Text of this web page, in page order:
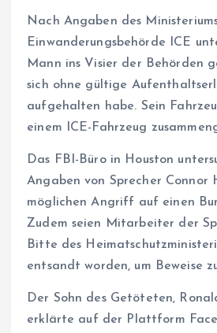
Nach Angaben des
Einwanderungsbehörde ICE
Mann ins Visier der Behörden
sich ohne gültige
aufgehalten habe. Sein
einem ICE-Fahrzeug
Das FBI-Büro in Houston
Angaben von Sprecher Connor
möglichen Angriff auf einen
Zudem seien Mitarbeiter der
Bitte des
entsandt worden, um Beweise
Der Sohn des Getöteten,
erklärte auf der Plattform